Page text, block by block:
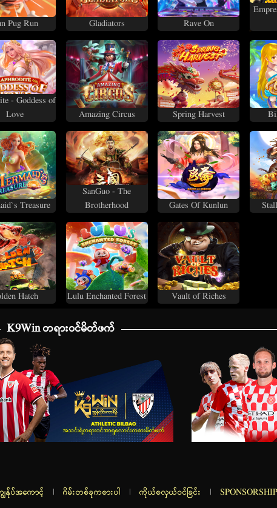
Pug Run Gladiators Rave On
- Goddess of
Love
Amazing Circus Spring Harvest
Treasure
SanGuo - The
Brotherhood
Gates Of Kunlun
Hatch Lulu Enchanted Forest Vault of Riches
K9Win တရားဝင်မိတ်ဖက်
န်ုပ်အကောင့် | ဂိမ်းတစ်ခုကစားပါ | ကိုယ်စလှယ်ဝင်ခြင်း | SPONSORSHIP